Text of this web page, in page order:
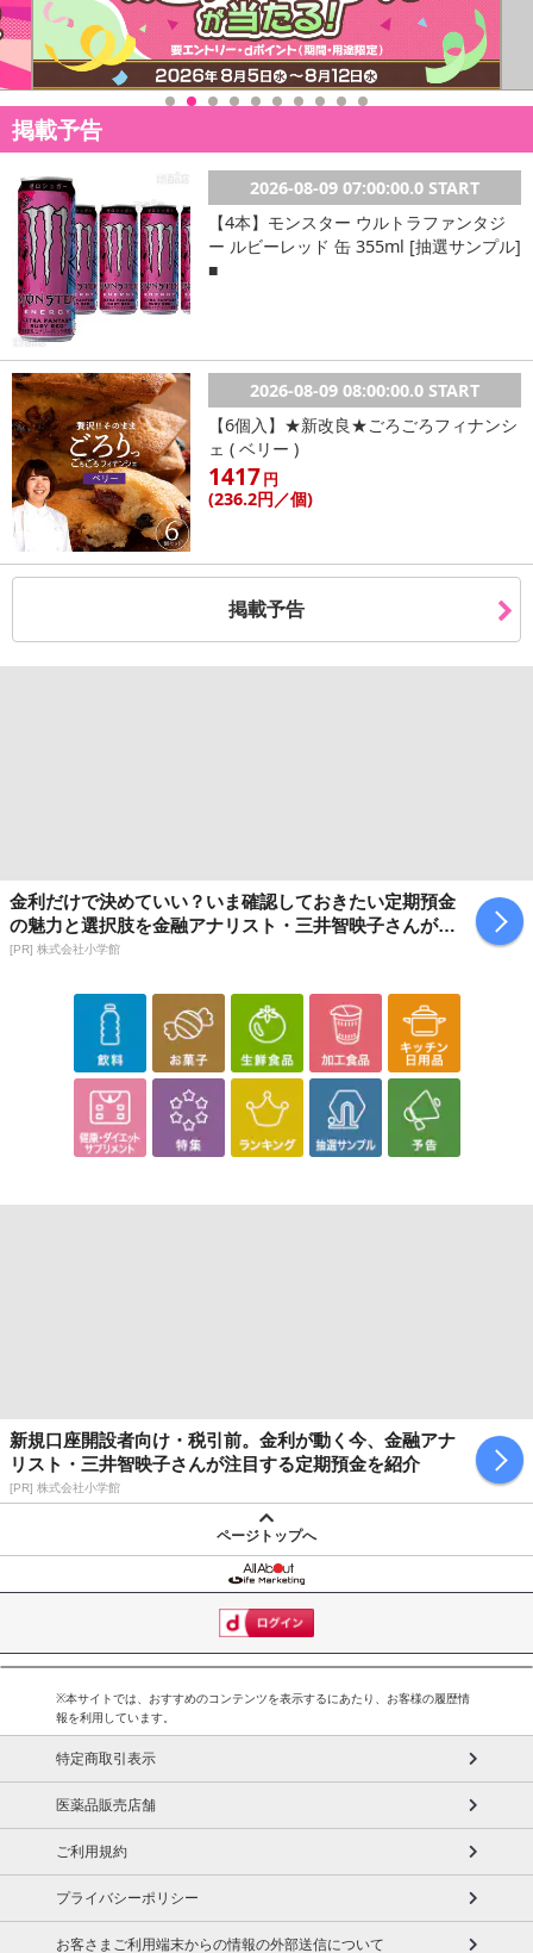
掲載予告
2026-08-09 07:00:00.0 START
【4本】モンスター ウルトラファンタジ
ー ルビーレッド 缶 355ml [抽選サンプル]
■
2026-08-09 08:00:00.0 START
【6個入】★新改良★ごろごろフィナンシ
ェ ( ベリー )
1417円
(236.2円／個)
掲載予告
金利だけで決めていい？いま確認しておきたい定期預金
の魅力と選択肢を金融アナリスト・三井智映子さんが解
説
[PR] 株式会社小学館
新規口座開設者向け・税引前。金利が動く今、金融アナ
リスト・三井智映子さんが注目する定期預金を紹介
[PR] 株式会社小学館
ページトップへ
※本サイトでは、おすすめのコンテンツを表示するにあたり、お客様の履歴情
報を利用しています。
特定商取引表示
医薬品販売店舗
ご利用規約
プライバシーポリシー
お客さまご利用端末からの情報の外部送信について